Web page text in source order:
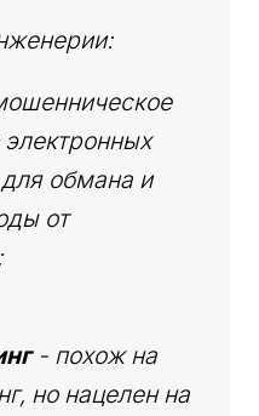
обмана и
от
- похож на
но нацелен на